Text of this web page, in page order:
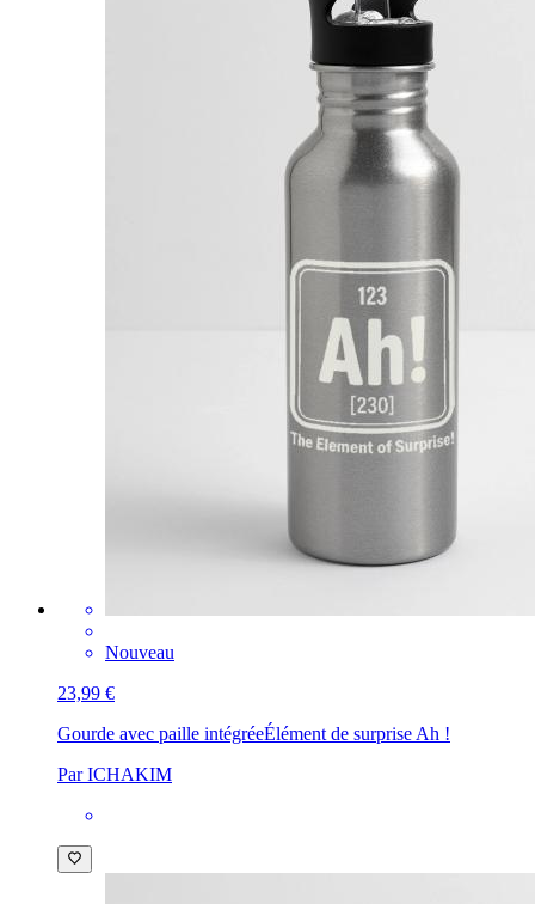
Nouveau
23,99 €
Gourde avec paille intégréeÉlément de surprise Ah !
Par ICHAKIM